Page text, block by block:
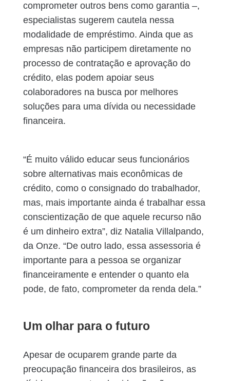
comprometer outros bens como garantia –,
especialistas sugerem cautela nessa
modalidade de empréstimo. Ainda que as
empresas não participem diretamente no
processo de contratação e aprovação do
crédito, elas podem apoiar seus
colaboradores na busca por melhores
soluções para uma dívida ou necessidade
financeira.
“É muito válido educar seus funcionários
sobre alternativas mais econômicas de
crédito, como o consignado do trabalhador,
mas, mais importante ainda é trabalhar essa
conscientização de que aquele recurso não
é um dinheiro extra”, diz Natalia Villalpando,
da Onze. “De outro lado, essa assessoria é
importante para a pessoa se organizar
financeiramente e entender o quanto ela
pode, de fato, comprometer da renda dela.”
Um olhar para o futuro
Apesar de ocuparem grande parte da
preocupação financeira dos brasileiros, as